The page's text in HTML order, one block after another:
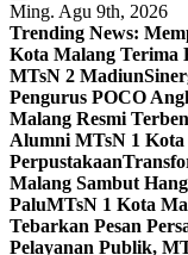
Ming. Agu 9th, 2026
Trending News:
Kota Malang Terima
MTsN 2 Madiun
Pengurus POCO
Malang Resmi
Alumni MTsN 1
Perpustakaan
Malang Sambut
PaluMTsN 1 Kota
Tebarkan Pesan
Pelayanan Publik,